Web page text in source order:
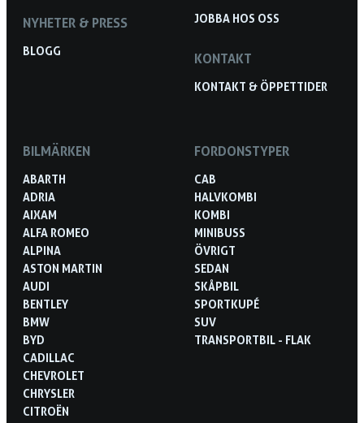
NYHETER & PRESS
BLOGG
JOBBA HOS OSS
KONTAKT
KONTAKT & ÖPPETTIDER
BILMÄRKEN
ABARTH
ADRIA
AIXAM
ALFA ROMEO
ALPINA
ASTON MARTIN
AUDI
BENTLEY
BMW
BYD
CADILLAC
CHEVROLET
CHRYSLER
CITROËN
FORDONSTYPER
CAB
HALVKOMBI
KOMBI
MINIBUSS
ÖVRIGT
SEDAN
SKÅPBIL
SPORTKUPÉ
SUV
TRANSPORTBIL - FLAK